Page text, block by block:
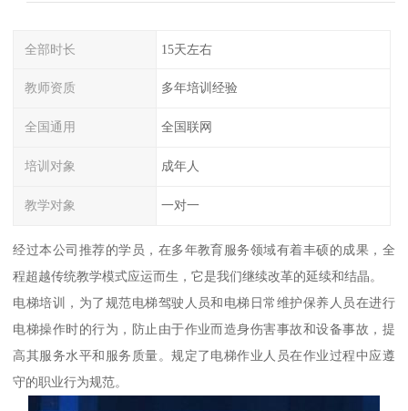
全部时长 15天左右
教师资质 多年培训经验
全国通用 全国联网
培训对象 成年人
教学对象 一对一
经过本公司推荐的学员，在多年教育服务领域有着丰硕的成果，全
程超越传统教学模式应运而生，它是我们继续改革的延续和结晶。
电梯培训，为了规范电梯驾驶人员和电梯日常维护保养人员在进行
电梯操作时的行为，防止由于作业而造身伤害事故和设备事故，提
高其服务水平和服务质量。规定了电梯作业人员在作业过程中应遵
守的职业行为规范。